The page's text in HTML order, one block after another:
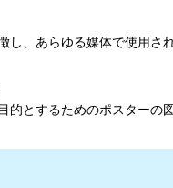
し、あらゆる媒体で使用さ
的とするためのポスターの